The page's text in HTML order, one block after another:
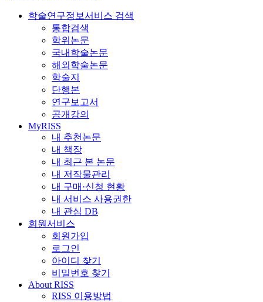
학술연구정보서비스 검색
통합검색
학위논문
국내학술논문
해외학술논문
학술지
단행본
연구보고서
공개강의
MyRISS
내 추천논문
내 책장
내 최근 본 논문
내 저작물관리
내 구매·신청 현황
내 서비스 사용권한
내 관심 DB
회원서비스
회원가입
로그인
아이디 찾기
비밀번호 찾기
About RISS
RISS 이용방법